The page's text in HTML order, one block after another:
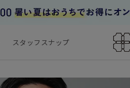
スタッフスナップ